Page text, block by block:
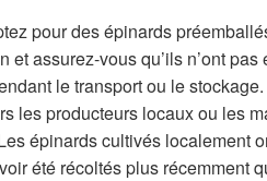
pour des épinards
et assurez-vous qu’ils n’ont
le transport ou le
les producteurs locaux ou les
épinards cultivés localement
été récoltés plus récemment